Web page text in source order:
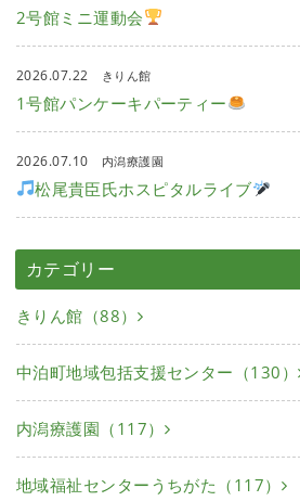
2号館ミニ運動会
2026.07.22 きりん館
1号館パンケーキパーティー
2026.07.10 内潟療護園
松尾貴臣氏ホスピタルライブ
カテゴリー
きりん館（88）
中泊町地域包括支援センター（130）
内潟療護園（117）
地域福祉センターうちがた（117）